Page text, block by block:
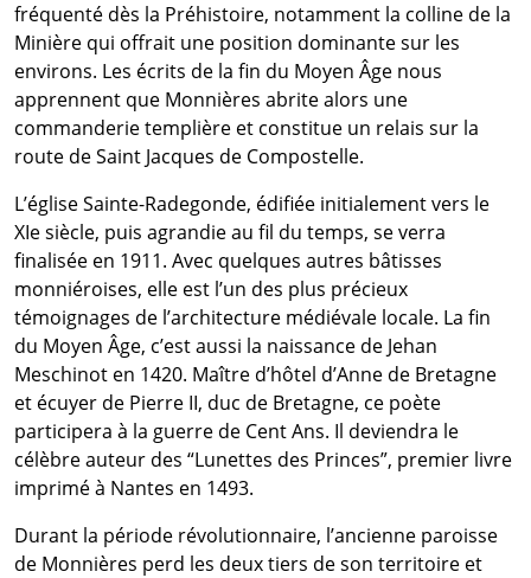
fréquenté dès la Préhistoire, notamment la colline de la
Minière qui offrait une position dominante sur les
environs. Les écrits de la fin du Moyen Âge nous
apprennent que Monnières abrite alors une
commanderie templière et constitue un relais sur la
route de Saint Jacques de Compostelle.
L’église Sainte-Radegonde, édifiée initialement vers le
XIe siècle, puis agrandie au fil du temps, se verra
finalisée en 1911. Avec quelques autres bâtisses
monniéroises, elle est l’un des plus précieux
témoignages de l’architecture médiévale locale. La fin
du Moyen Âge, c’est aussi la naissance de Jehan
Meschinot en 1420. Maître d’hôtel d’Anne de Bretagne
et écuyer de Pierre II, duc de Bretagne, ce poète
participera à la guerre de Cent Ans. Il deviendra le
célèbre auteur des “Lunettes des Princes”, premier livre
imprimé à Nantes en 1493.
Durant la période révolutionnaire, l’ancienne paroisse
de Monnières perd les deux tiers de son territoire et